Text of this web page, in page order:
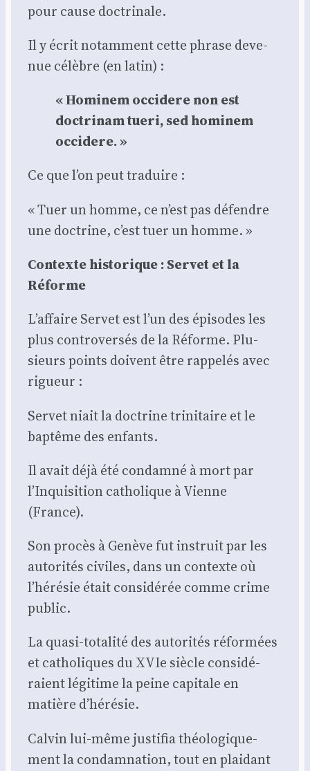
pour cause doc­tri­nale.
Il y écrit notam­ment cette phrase deve­
nue célèbre (en latin) :
« Homi­nem occi­dere non est
doc­tri­nam tue­ri, sed homi­nem
occi­dere. »
Ce que l’on peut tra­duire :
« Tuer un homme, ce n’est pas défendre
une doc­trine, c’est tuer un homme. »
Contexte his­to­rique : Ser­vet et la
Réforme
L’affaire Ser­vet est l’un des épi­sodes les
plus contro­ver­sés de la Réforme. Plu­
sieurs points doivent être rap­pe­lés avec
rigueur :
Ser­vet niait la doc­trine tri­ni­taire et le
bap­tême des enfants.
Il avait déjà été condam­né à mort par
l’Inquisition catho­lique à Vienne
(France).
Son pro­cès à Genève fut ins­truit par les
auto­ri­tés civiles, dans un contexte où
l’hérésie était consi­dé­rée comme crime
public.
La qua­si-tota­li­té des auto­ri­tés réfor­mées
et catho­liques du XVIe siècle consi­dé­
raient légi­time la peine capi­tale en
matière d’hérésie.
Cal­vin lui-même jus­ti­fia théo­lo­gi­que­
ment la condam­na­tion, tout en plai­dant